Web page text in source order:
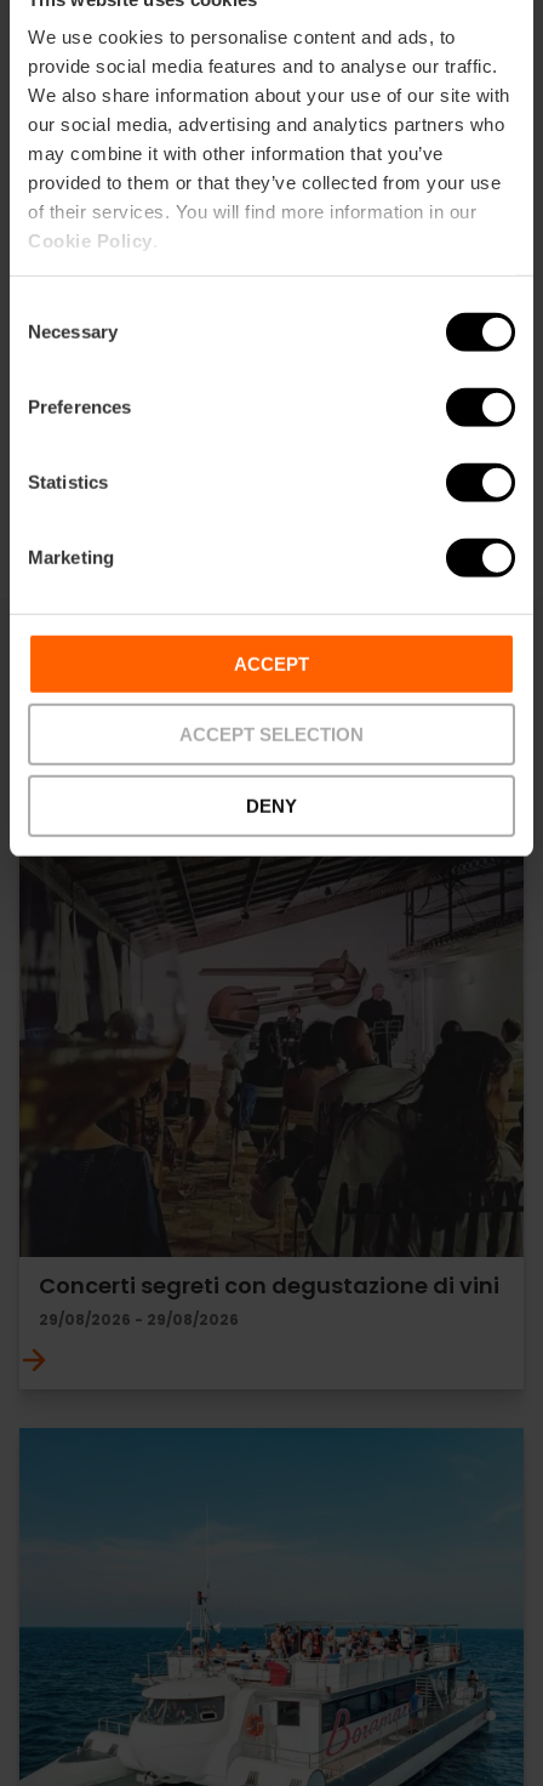
We use cookies to personalise content and ads, to
provide social media features and to analyse our traffic.
We also share information about your use of our site with
our social media, advertising and analytics partners who
may combine it with other information that you’ve
provided to them or that they’ve collected from your use
of their services. You will find more information in our
Cookie Policy
Selection
Necessary
Preferences
Statistics
Marketing
ACCEPT
ACCEPT SELECTION
DENY
Guarda la mappa
Indicazioni
Ti potrebbe anche interessare
Concerti segreti con degustazione di vini
29/08/2026 - 29/08/2026